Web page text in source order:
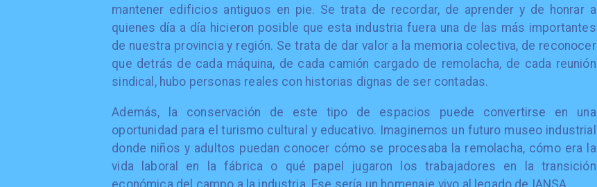
mantener edificios antiguos en pie. Se trata de recordar, de aprender y de honrar a
quienes día a día hicieron posible que esta industria fuera una de las más importantes
de nuestra provincia y región. Se trata de dar valor a la memoria colectiva, de reconocer
que detrás de cada máquina, de cada camión cargado de remolacha, de cada reunión
sindical, hubo personas reales con historias dignas de ser contadas.
Además, la conservación de este tipo de espacios puede convertirse en una
oportunidad para el turismo cultural y educativo. Imaginemos un futuro museo industrial
donde niños y adultos puedan conocer cómo se procesaba la remolacha, cómo era la
vida laboral en la fábrica o qué papel jugaron los trabajadores en la transición
económica del campo a la industria. Ese sería un homenaje vivo al legado de IANSA.